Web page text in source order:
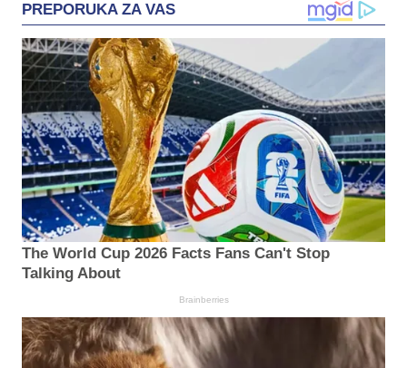
PREPORUKA ZA VAS
The World Cup 2026 Facts Fans Can't Stop
Talking About
Brainberries